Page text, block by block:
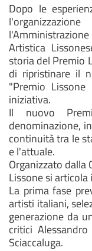
Dopo le
Artistica
storia del Premio
di ripristinare il
"Premio
iniziativa.
Il nuovo
denominazione,
continuità tra le
e l'attuale.
Organizzato dalla
Lissone si
La prima fase
artisti italiani,
generazione da
critici
Sciaccaluga.